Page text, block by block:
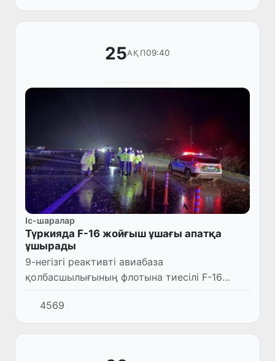
25АҚП09:40
Іс-шаралар
Түркияда F-16 жойғыш ұшағы апатқа
ұшырады
9-негізгі реактивті авиабаза
қолбасшылығының флотына тиесілі F-16
жойғыш ұшағы апатқа ұшырап, салдарынан
ұшқыш қаза тапты.
4569